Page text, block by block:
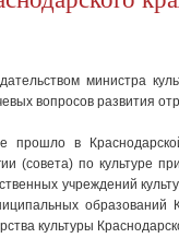
министра
вопросов развития
прошло в
(совета) по культуре
учреждений
образований
культуры